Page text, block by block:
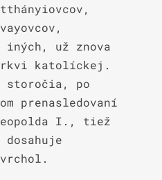
iných, už znova
katolíckej.
storočia, po
prenasledovaní
I., tiež